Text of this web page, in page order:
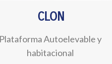
CLON
Plataforma Autoelevable y
habitacional